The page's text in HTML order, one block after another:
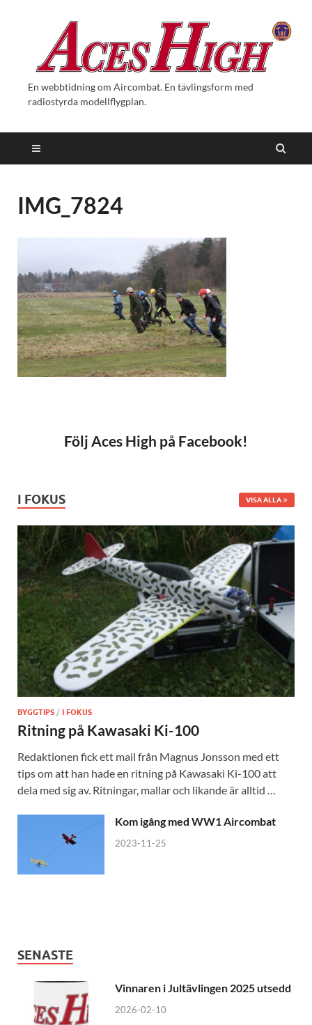
En webbtidning om Aircombat. En tävlingsform med
radiostyrda modellflygplan.
IMG_7824
Följ Aces High på Facebook!
I FOKUS VISA ALLA
BYGGTIPS / I FOKUS
Ritning på Kawasaki Ki-100
Redaktionen fick ett mail från Magnus Jonsson med ett
tips om att han hade en ritning på Kawasaki Ki-100 att
dela med sig av. Ritningar, mallar och likande är alltid …
Kom igång med WW1 Aircombat
2023-11-25
SENASTE
Vinnaren i Jultävlingen 2025 utsedd
2026-02-10